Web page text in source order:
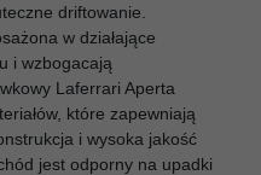
driftowanie.
w działające
i wzbogacają
Laferrari Aperta
które zapewniają
i wysoka jakość
jest odporny na upadki